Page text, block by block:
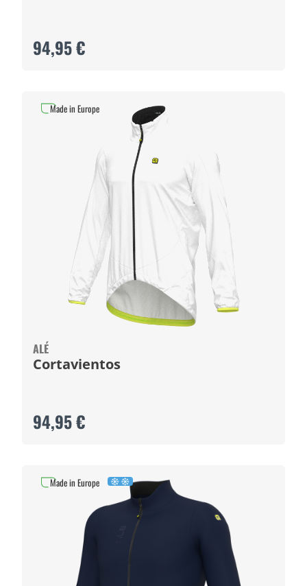
94,95 €
ALÉ
Cortavientos
94,95 €
Made in Europe
Made in Europe